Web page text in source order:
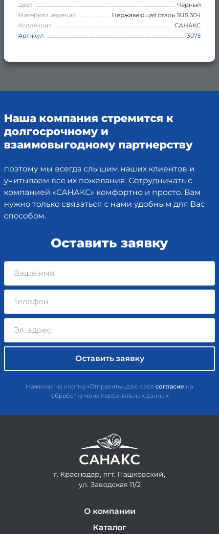
Цвет
Черный
Материал изделия
Нержавеющая сталь SUS 304
Коллекция
САНАКС
Артикул
13075
Наша компания стремится к
долгосрочному и
взаимовыгодному партнерству
поэтому мы всегда слышим наших клиентов и
учитываем все их пожелания. Сотрудничать с
компанией «САНАКС» комфортно и просто. Вам
нужно только связаться с нами удобным для Вас
способом.
Оставить заявку
Нажимая на кнопку «Отправить», даю свое согласие на
обработку моих персональных данных
г. Краснодар, пгт. Пашковский,
ул. Заводская 11/2
О компании
Каталог